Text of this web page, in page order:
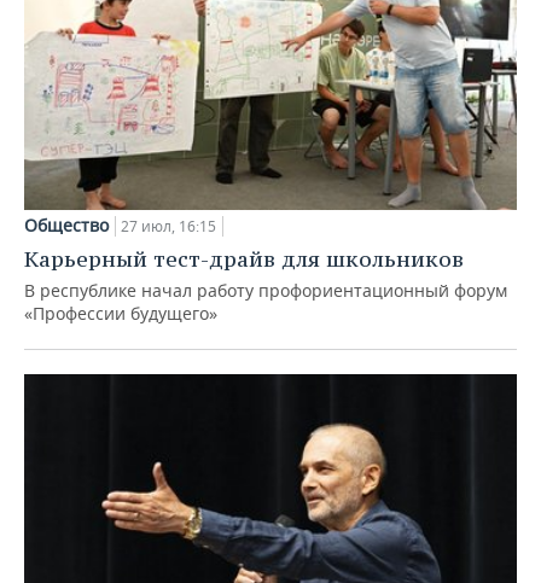
Общество 27 июл, 16:15
Карьерный тест-драйв для школьников
В республике начал работу профориентационный форум
«Профессии будущего»